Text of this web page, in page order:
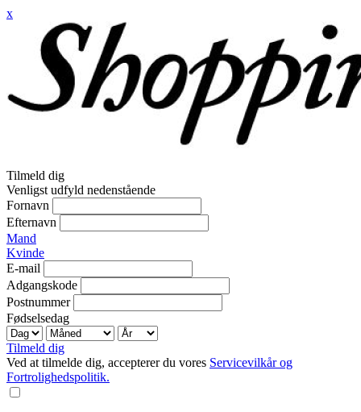
x
Tilmeld dig
Venligst udfyld nedenstående
Fornavn
Efternavn
Mand
Kvinde
E-mail
Adgangskode
Postnummer
Fødselsedag
Tilmeld dig
Ved at tilmelde dig, accepterer du vores Servicevilkår og
Fortrolighedspolitik.